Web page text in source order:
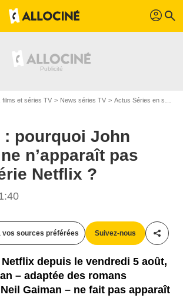
profil search
films et séries TV News séries TV Actus Séries en streaming
: pourquoi John
n’apparaît pas
Netflix ?
vos sources préférées Suivez-nous
depuis le vendredi 5 août,
– adaptée des romans
Gaiman – ne fait pas apparaît